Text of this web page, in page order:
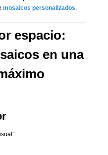
mosaicos personalizados
espacio:
en una